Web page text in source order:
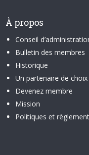
À propos
Conseil
Bulletin des membres
Historique
Un partenaire de choix
Devenez membre
Mission
Politiques et